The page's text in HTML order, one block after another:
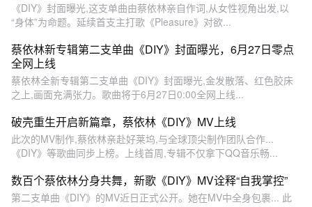
《DIY》封面曝光,这支单曲由蔡依林亲自作词,从女性视角出发,以
“身体”为命题。延续首支主打歌《Pleasure》对欲...
蔡依林新专辑第二支单曲《DIY》封面曝光，6月27日零点
全网上线
蔡依林全新专辑第二支单曲《DIY》封面曝光,金发散落、红色胶床
之上,画面充满张力。歌曲将于6月27日0:00全网上线...
破壳重生开启新篇章，蔡依林《DIY》MV上线
此次的MV制作,蔡依林亲赴好莱坞,与全球顶尖制作团队合作...
《DIY》等歌曲同步上榜。上线首周,专辑不仅拿下QQ音乐畅...
数百个蔡依林分身共舞，新歌《DIY》MV诠释“自我掌控”
第二支单曲《DIY》的MV近日正式公开。她在MV中全身包裹... 此